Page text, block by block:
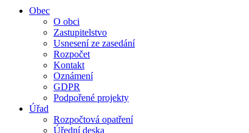
Obec
O obci
Zastupitelstvo
Usnesení ze zasedání
Rozpočet
Kontakt
Oznámení
GDPR
Podpořené projekty
Úřad
Rozpočtová opatření
Úřední deska